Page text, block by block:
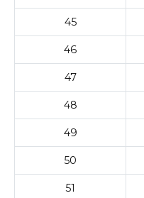
45
46
47
48
49
50
51